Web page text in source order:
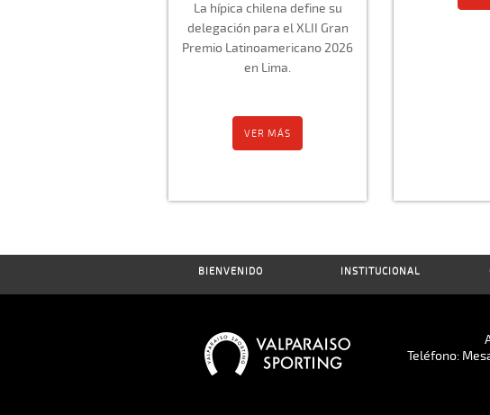
La hípica chilena define su
delegación para el XLII Gran
Premio Latinoamericano 2026
en Lima.
VER MÁS
BIENVENIDO INSTITUCIONAL
Teléfono: